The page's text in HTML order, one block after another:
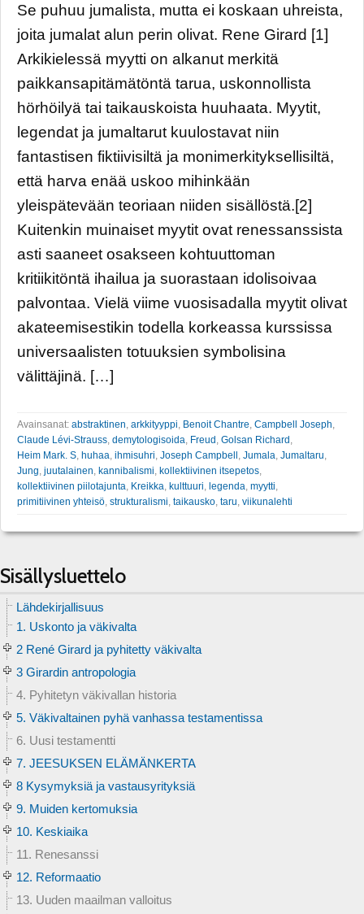
Se puhuu jumalista, mutta ei koskaan uhreista,
joita jumalat alun perin olivat. Rene Girard [1]
Arkikielessä myytti on alkanut merkitä
paikkansapitämätöntä tarua, uskonnollista
hörhöilyä tai taikauskoista huuhaata. Myytit,
legendat ja jumaltarut kuulostavat niin
fantastisen fiktiivisiltä ja monimerkityksellisiltä,
että harva enää uskoo mihinkään
yleispätevään teoriaan niiden sisällöstä.[2]
Kuitenkin muinaiset myytit ovat renessanssista
asti saaneet osakseen kohtuuttoman
kritiikitöntä ihailua ja suorastaan idolisoivaa
palvontaa. Vielä viime vuosisadalla myytit olivat
akateemisestikin todella korkeassa kurssissa
universaalisten totuuksien symbolisina
välittäjinä. […]
Avainsanat: abstraktinen arkkityyppi Benoit Chantre Campbell Joseph
Claude Lévi-Strauss demytologisoida Freud Golsan Richard
Heim Mark. S huhaa ihmisuhri Joseph Campbell Jumala Jumaltaru
Jung juutalainen kannibalismi kollektiivinen itsepetos
kollektiivinen piilotajunta Kreikka kulttuuri legenda myytti
primitiivinen yhteisö strukturalismi taikausko taru viikunalehti
Sisällysluettelo
Lähdekirjallisuus
1. Uskonto ja väkivalta
2 René Girard ja pyhitetty väkivalta
3 Girardin antropologia
4. Pyhitetyn väkivallan historia
5. Väkivaltainen pyhä vanhassa testamentissa
6. Uusi testamentti
7. JEESUKSEN ELÄMÄNKERTA
8 Kysymyksiä ja vastausyrityksiä
9. Muiden kertomuksia
10. Keskiaika
11. Renesanssi
12. Reformaatio
13. Uuden maailman valloitus